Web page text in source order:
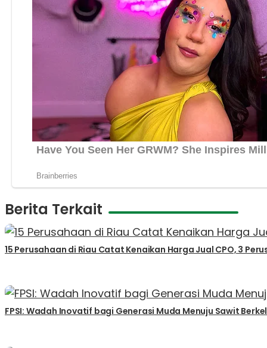
Berita Terkait
15 Perusahaan di Riau Catat Kenaikan Harga Jual CPO, 3
FPSI: Wadah Inovatif bagi Generasi Muda Menuju Sawit